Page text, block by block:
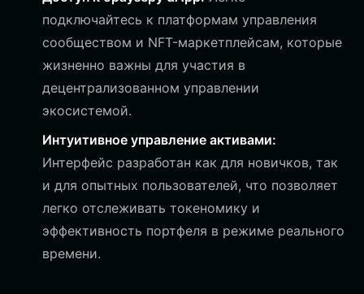
подключайтесь к платформам управления
сообществом и NFT-маркетплейсам, которые
жизненно важны для участия в
децентрализованном управлении
экосистемой.
Интуитивное управление активами:
Интерфейс разработан как для новичков, так
и для опытных пользователей, что позволяет
легко отслеживать токеномику и
эффективность портфеля в режиме реального
времени.